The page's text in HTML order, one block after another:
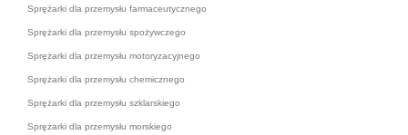
Sprężarki dla przemysłu farmaceutycznego
Sprężarki dla przemysłu spożywczego
Sprężarki dla przemysłu motoryzacyjnego
Sprężarki dla przemysłu chemicznego
Sprężarki dla przemysłu szklarskiego
Sprężarki dla przemysłu morskiego